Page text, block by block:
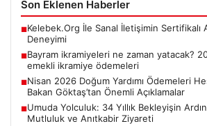
Son Eklenen Haberler
■Kelebek.Org İle Sanal İletişimin Sertifikalı
Deneyimi
■Bayram ikramiyeleri ne zaman yatacak?
emekli ikramiye ödemeleri
■Nisan 2026 Doğum Yardımı Ödemeleri
Bakan Göktaş’tan Önemli Açıklamalar
■Umuda Yolculuk: 34 Yıllık Bekleyişin
Mutluluk ve Anıtkabir Ziyareti